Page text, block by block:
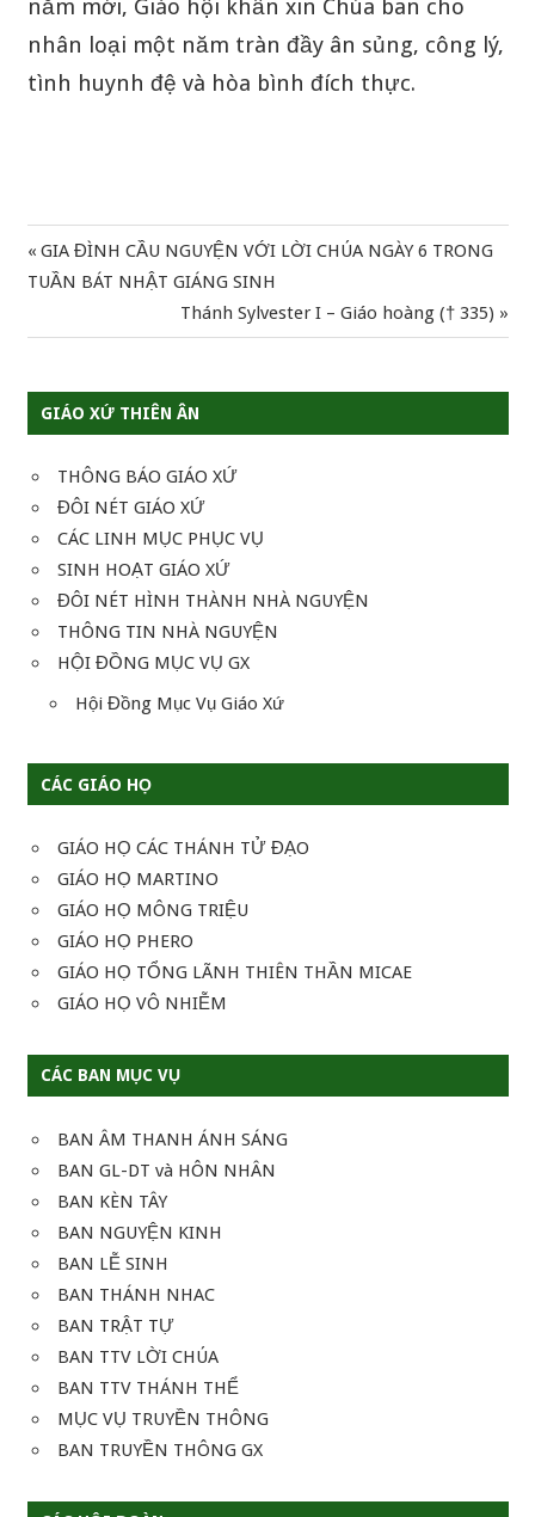
GIÁO XỨ THIÊN ÂN
THÔNG BÁO GIÁO XỨ
ĐÔI NÉT GIÁO XỨ
CÁC LINH MỤC PHỤC VỤ
SINH HOẠT GIÁO XỨ
ĐÔI NÉT HÌNH THÀNH NHÀ NGUYỆN
THÔNG TIN NHÀ NGUYỆN
HỘI ĐỒNG MỤC VỤ GX
Hội Đồng Mục Vụ Giáo Xứ
CÁC GIÁO HỌ
GIÁO HỌ CÁC THÁNH TỬ ĐẠO
GIÁO HỌ MARTINO
GIÁO HỌ MÔNG TRIỆU
GIÁO HỌ PHERO
GIÁO HỌ TỔNG LÃNH THIÊN THẦN MICAE
GIÁO HỌ VÔ NHIỄM
CÁC BAN MỤC VỤ
BAN ÂM THANH ÁNH SÁNG
BAN GL-DT và HÔN NHÂN
BAN KÈN TÂY
BAN NGUYỆN KINH
BAN LỄ SINH
BAN THÁNH NHAC
BAN TRẬT TỰ
BAN TTV LỜI CHÚA
BAN TTV THÁNH THỂ
MỤC VỤ TRUYỀN THÔNG
BAN TRUYỀN THÔNG GX
năm mới, Giáo hội khẩn xin Chúa ban cho
nhân loại một năm tràn đầy ân sủng, công lý,
tình huynh đệ và hòa bình đích thực.
Điều
viết
Previous
Post:
GIA ĐÌNH CẦU NGUYỆN VỚI LỜI CHÚA NGÀY 6 TRONG
TUẦN BÁT NHẬT GIÁNG SINH
Next
Post:
Thánh Sylvester I – Giáo hoàng († 335)